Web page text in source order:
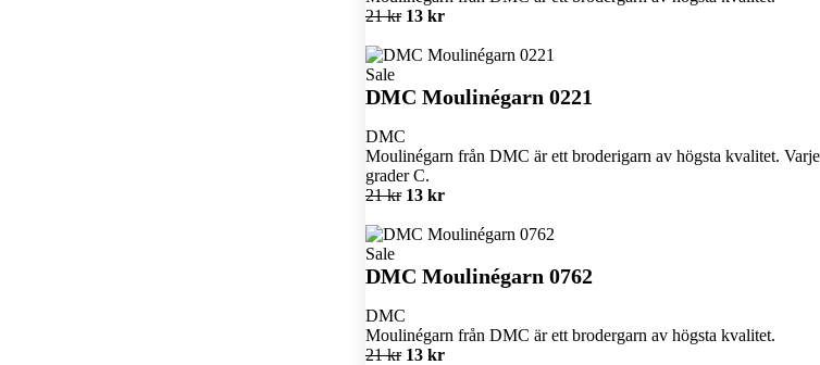
21 kr 13 kr
Sale
DMC Moulinégarn 0221
DMC
Moulinégarn från DMC är ett broderigarn av högsta kvalitet.
grader C.
21 kr 13 kr
Sale
DMC Moulinégarn 0762
DMC
Moulinégarn från DMC är ett brodergarn av högsta kvalitet.
21 kr 13 kr